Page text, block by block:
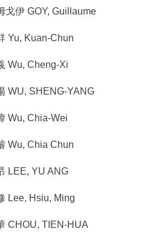
戈伊 GOY, Guillaume
Yu, Kuan-Chun
Wu, Cheng-Xi
WU, SHENG-YANG
Wu, Chia-Wei
Wu, Chia Chun
LEE, YU ANG
Lee, Hsiu, Ming
CHOU, TIEN-HUA